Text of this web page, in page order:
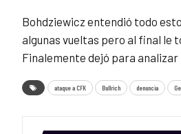
Bohdziewicz entendió todo
algunas vueltas pero al final le
Finalemente dejó para analizar
ataque a CFK Bullrich denuncia